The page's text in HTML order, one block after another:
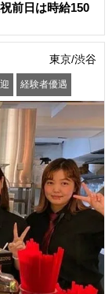
前日は時給150
東京/渋谷
経験者優遇
り 髪型・髪色自由
社員登用あり